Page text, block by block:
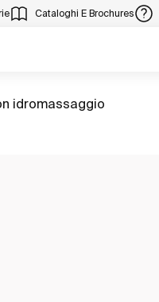
Cataloghi E Brochures
idromassaggio